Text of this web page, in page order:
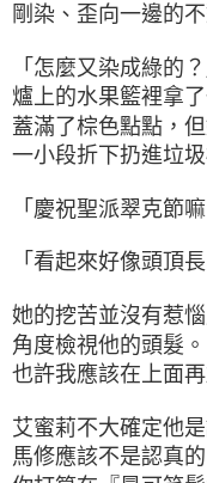
剛染、歪向一邊的
「怎麼又染成綠的
爐上的水果籃裡拿
蓋滿了棕色點點，
一小段折下扔進垃圾
「慶祝聖派翠克節
「看起來好像頭頂
她的挖苦並沒有惹
角度檢視他的頭髮
也許我應該在上面
艾蜜莉不大確定他
馬修應該不是認真